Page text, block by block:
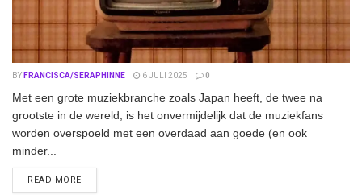
BY FRANCISCA/SERAPHINNE 6 JULI 2025 0
Met een grote muziekbranche zoals Japan heeft, de twee na
grootste in de wereld, is het onvermijdelijk dat de muziekfans
worden overspoeld met een overdaad aan goede (en ook
minder...
READ MOREDETAILS